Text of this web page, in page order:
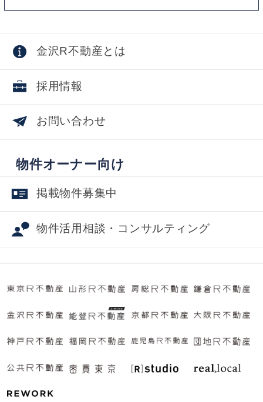
金沢R不動産とは
採用情報
お問い合わせ
物件オーナー向け
掲載物件募集中
物件活用相談・コンサルティング